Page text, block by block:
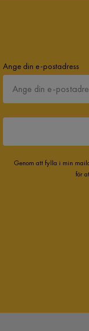
Ange din e-postadress
Genom att fylla i min
för